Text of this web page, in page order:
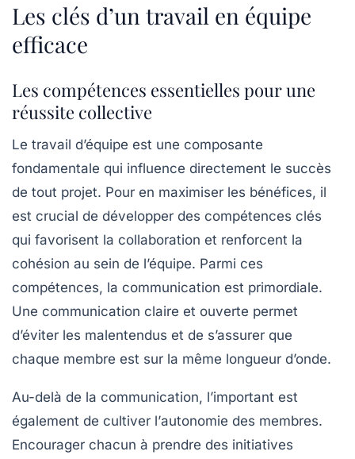
Les clés d’un travail en équipe
efficace
Les compétences essentielles pour une
réussite collective
Le travail d’équipe est une composante
fondamentale qui influence directement le succès
de tout projet. Pour en maximiser les bénéfices, il
est crucial de développer des compétences clés
qui favorisent la collaboration et renforcent la
cohésion au sein de l’équipe. Parmi ces
compétences, la communication est primordiale.
Une communication claire et ouverte permet
d’éviter les malentendus et de s’assurer que
chaque membre est sur la même longueur d’onde.
Au-delà de la communication, l’important est
également de cultiver l’autonomie des membres.
Encourager chacun à prendre des initiatives